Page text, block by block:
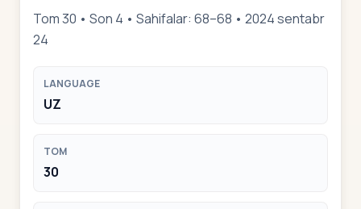
Tom 30 • Son 4 • Sahifalar: 68–68 • 2024 sentabr
24
LANGUAGE
UZ
TOM
30